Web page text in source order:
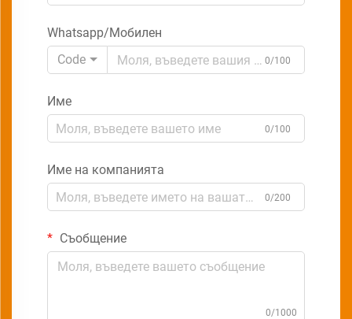
Whatsapp/Мобилен
Code
0/100
Име
0/100
Име на компанията
0/200
Съобщение
0/1000